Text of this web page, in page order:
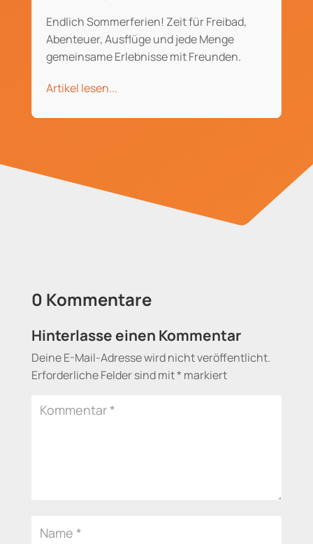
Endlich Sommerferien! Zeit für Freibad,
Abenteuer, Ausflüge und jede Menge
gemeinsame Erlebnisse mit Freunden.
Artikel lesen...
0 Kommentare
Hinterlasse einen Kommentar
Deine E-Mail-Adresse wird nicht veröffentlicht.
Erforderliche Felder sind mit* markiert